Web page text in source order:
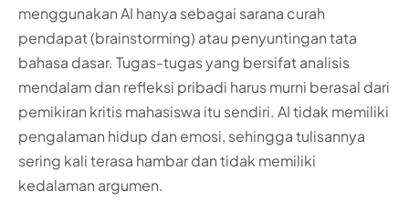
menggunakan AI hanya sebagai sarana curah
pendapat (brainstorming) atau penyuntingan tata
bahasa dasar. Tugas-tugas yang bersifat analisis
mendalam dan refleksi pribadi harus murni berasal dari
pemikiran kritis mahasiswa itu sendiri. AI tidak memiliki
pengalaman hidup dan emosi, sehingga tulisannya
sering kali terasa hambar dan tidak memiliki
kedalaman argumen.